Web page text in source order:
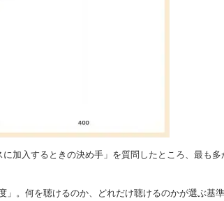
加入するときの決め手」を質問したところ、最も多
」。何を聴けるのか、どれだけ聴けるのかが選ぶ基